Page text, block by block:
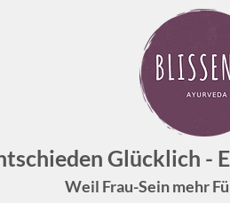
Glücklich -
Weil Frau-Sein mehr